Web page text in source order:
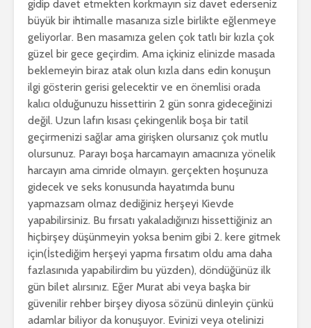
gidip davet etmekten korkmayın siz davet ederseniz
büyük bir ihtimalle masanıza sizle birlikte eğlenmeye
geliyorlar. Ben masamıza gelen çok tatlı bir kızla çok
güzel bir gece geçirdim. Ama içkiniz elinizde masada
beklemeyin biraz atak olun kızla dans edin konuşun
ilgi gösterin gerisi gelecektir ve en önemlisi orada
kalıcı olduğunuzu hissettirin 2 gün sonra gideceğinizi
değil. Uzun lafın kısası çekingenlik boşa bir tatil
geçirmenizi sağlar ama girişken olursanız çok mutlu
olursunuz. Parayı boşa harcamayın amacınıza yönelik
harcayın ama cimride olmayın. gerçekten hoşunuza
gidecek ve seks konusunda hayatımda bunu
yapmazsam olmaz dediğiniz herşeyi Kievde
yapabilirsiniz. Bu fırsatı yakaladığınızı hissettiğiniz an
hiçbirşey düşünmeyin yoksa benim gibi 2. kere gitmek
için(İstediğim herşeyi yapma fırsatım oldu ama daha
fazlasınıda yapabilirdim bu yüzden), döndüğünüz ilk
gün bilet alırsınız. Eğer Murat abi veya başka bir
güvenilir rehber birşey diyosa sözünü dinleyin çünkü
adamlar biliyor da konuşuyor. Evinizi veya otelinizi